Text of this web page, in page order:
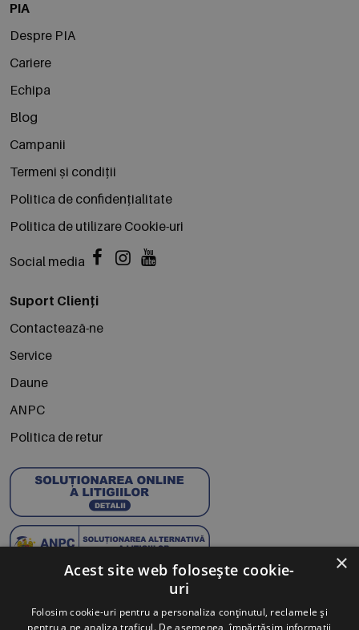
PIA
Despre PIA
Cariere
Echipa
Blog
Campanii
Termeni și condiții
Politica de confidențialitate
Politica de utilizare Cookie-uri
Social media
Suport Clienți
Contactează-ne
Service
Daune
ANPC
Politica de retur
Abonează-te la Newsletter
×
Acest site web folosește cookie-
uri
Folosim cookie-uri pentru a personaliza conținutul, reclamele și
pentru a ne analiza traficul. De asemenea, împărtășim informații